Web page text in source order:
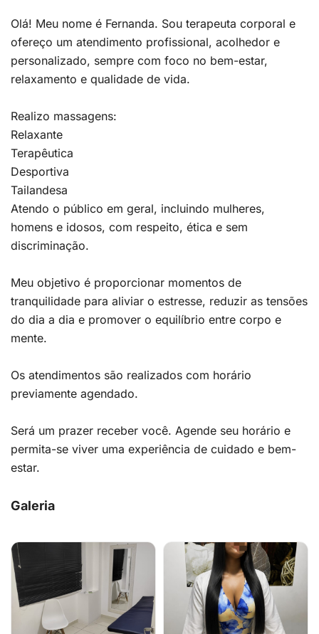
Olá! Meu nome é Fernanda. Sou terapeuta corporal e
ofereço um atendimento profissional, acolhedor e
personalizado, sempre com foco no bem-estar,
relaxamento e qualidade de vida.
Realizo massagens:
Relaxante
Terapêutica
Desportiva
Tailandesa
Atendo o público em geral, incluindo mulheres,
homens e idosos, com respeito, ética e sem
discriminação.
Meu objetivo é proporcionar momentos de
tranquilidade para aliviar o estresse, reduzir as tensões
do dia a dia e promover o equilíbrio entre corpo e
mente.
Os atendimentos são realizados com horário
previamente agendado.
Será um prazer receber você. Agende seu horário e
permita-se viver uma experiência de cuidado e bem-
estar.
Galeria